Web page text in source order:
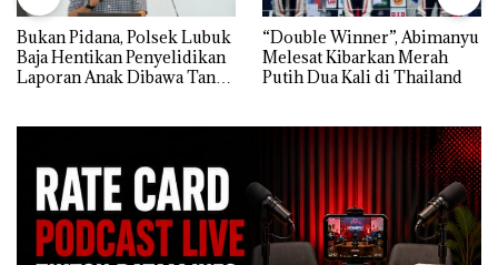
Bukan Pidana, Polsek Lubuk
Baja Hentikan Penyelidikan
Laporan Anak Dibawa Tanpa
“Double Winner”, Abimanyu
Melesat Kibarkan Merah
Putih Dua Kali di Thailand